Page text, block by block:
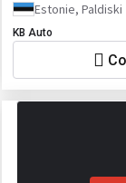
Estonie, Paldiski
KB Auto